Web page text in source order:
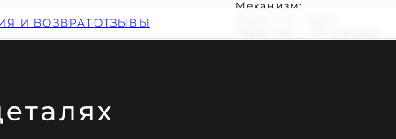
Механизм:
И ВОЗВРАТОТЗЫВЫ